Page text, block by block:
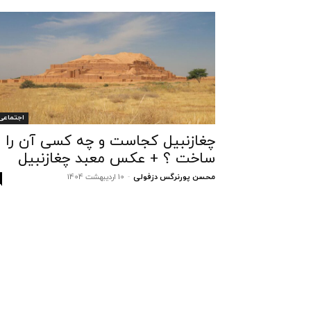
چغازنبیل کجاست و چه کسی آن را
ساخت ؟ + عکس معبد چغازنبیل
محسن پورنرگس دزفولی - 10 اردیبهشت 1404